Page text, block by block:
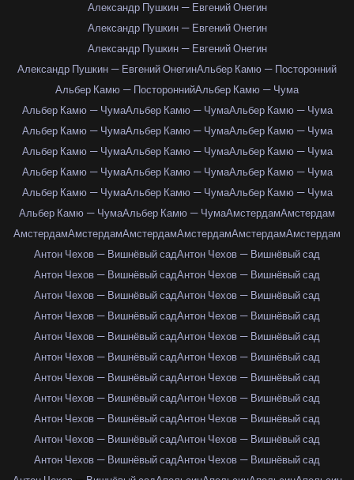
Александр Пушкин — Евгений Онегин
Александр Пушкин — Евгений Онегин
Александр Пушкин — Евгений Онегин
Александр Пушкин — Евгений ОнегинАльбер Камю — Посторонний
Альбер Камю — ПостороннийАльбер Камю — Чума
Альбер Камю — ЧумаАльбер Камю — ЧумаАльбер Камю — Чума
Альбер Камю — ЧумаАльбер Камю — ЧумаАльбер Камю — Чума
Альбер Камю — ЧумаАльбер Камю — ЧумаАльбер Камю — Чума
Альбер Камю — ЧумаАльбер Камю — ЧумаАльбер Камю — Чума
Альбер Камю — ЧумаАльбер Камю — ЧумаАльбер Камю — Чума
Альбер Камю — ЧумаАльбер Камю — ЧумаАмстердамАмстердам
АмстердамАмстердамАмстердамАмстердамАмстердамАмстердам
Антон Чехов — Вишнёвый садАнтон Чехов — Вишнёвый сад
Антон Чехов — Вишнёвый садАнтон Чехов — Вишнёвый сад
Антон Чехов — Вишнёвый садАнтон Чехов — Вишнёвый сад
Антон Чехов — Вишнёвый садАнтон Чехов — Вишнёвый сад
Антон Чехов — Вишнёвый садАнтон Чехов — Вишнёвый сад
Антон Чехов — Вишнёвый садАнтон Чехов — Вишнёвый сад
Антон Чехов — Вишнёвый садАнтон Чехов — Вишнёвый сад
Антон Чехов — Вишнёвый садАнтон Чехов — Вишнёвый сад
Антон Чехов — Вишнёвый садАнтон Чехов — Вишнёвый сад
Антон Чехов — Вишнёвый садАнтон Чехов — Вишнёвый сад
Антон Чехов — Вишнёвый садАнтон Чехов — Вишнёвый сад